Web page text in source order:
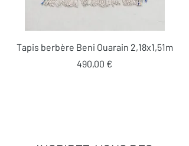
Tapis berbère Beni Ouarain 2,18x1,51m
Prix
490,00 €